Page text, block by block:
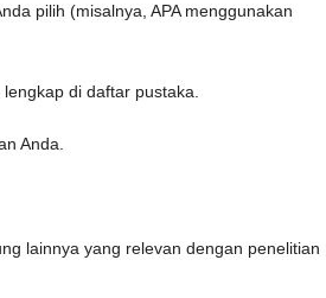
pilih (misalnya, APA menggunakan
di daftar pustaka.
Anda.
lainnya yang relevan dengan penelitian